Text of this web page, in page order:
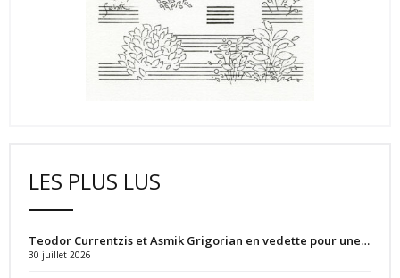
LES PLUS LUS
Teodor Currentzis et Asmik Grigorian en vedette pour une…
30 juillet 2026